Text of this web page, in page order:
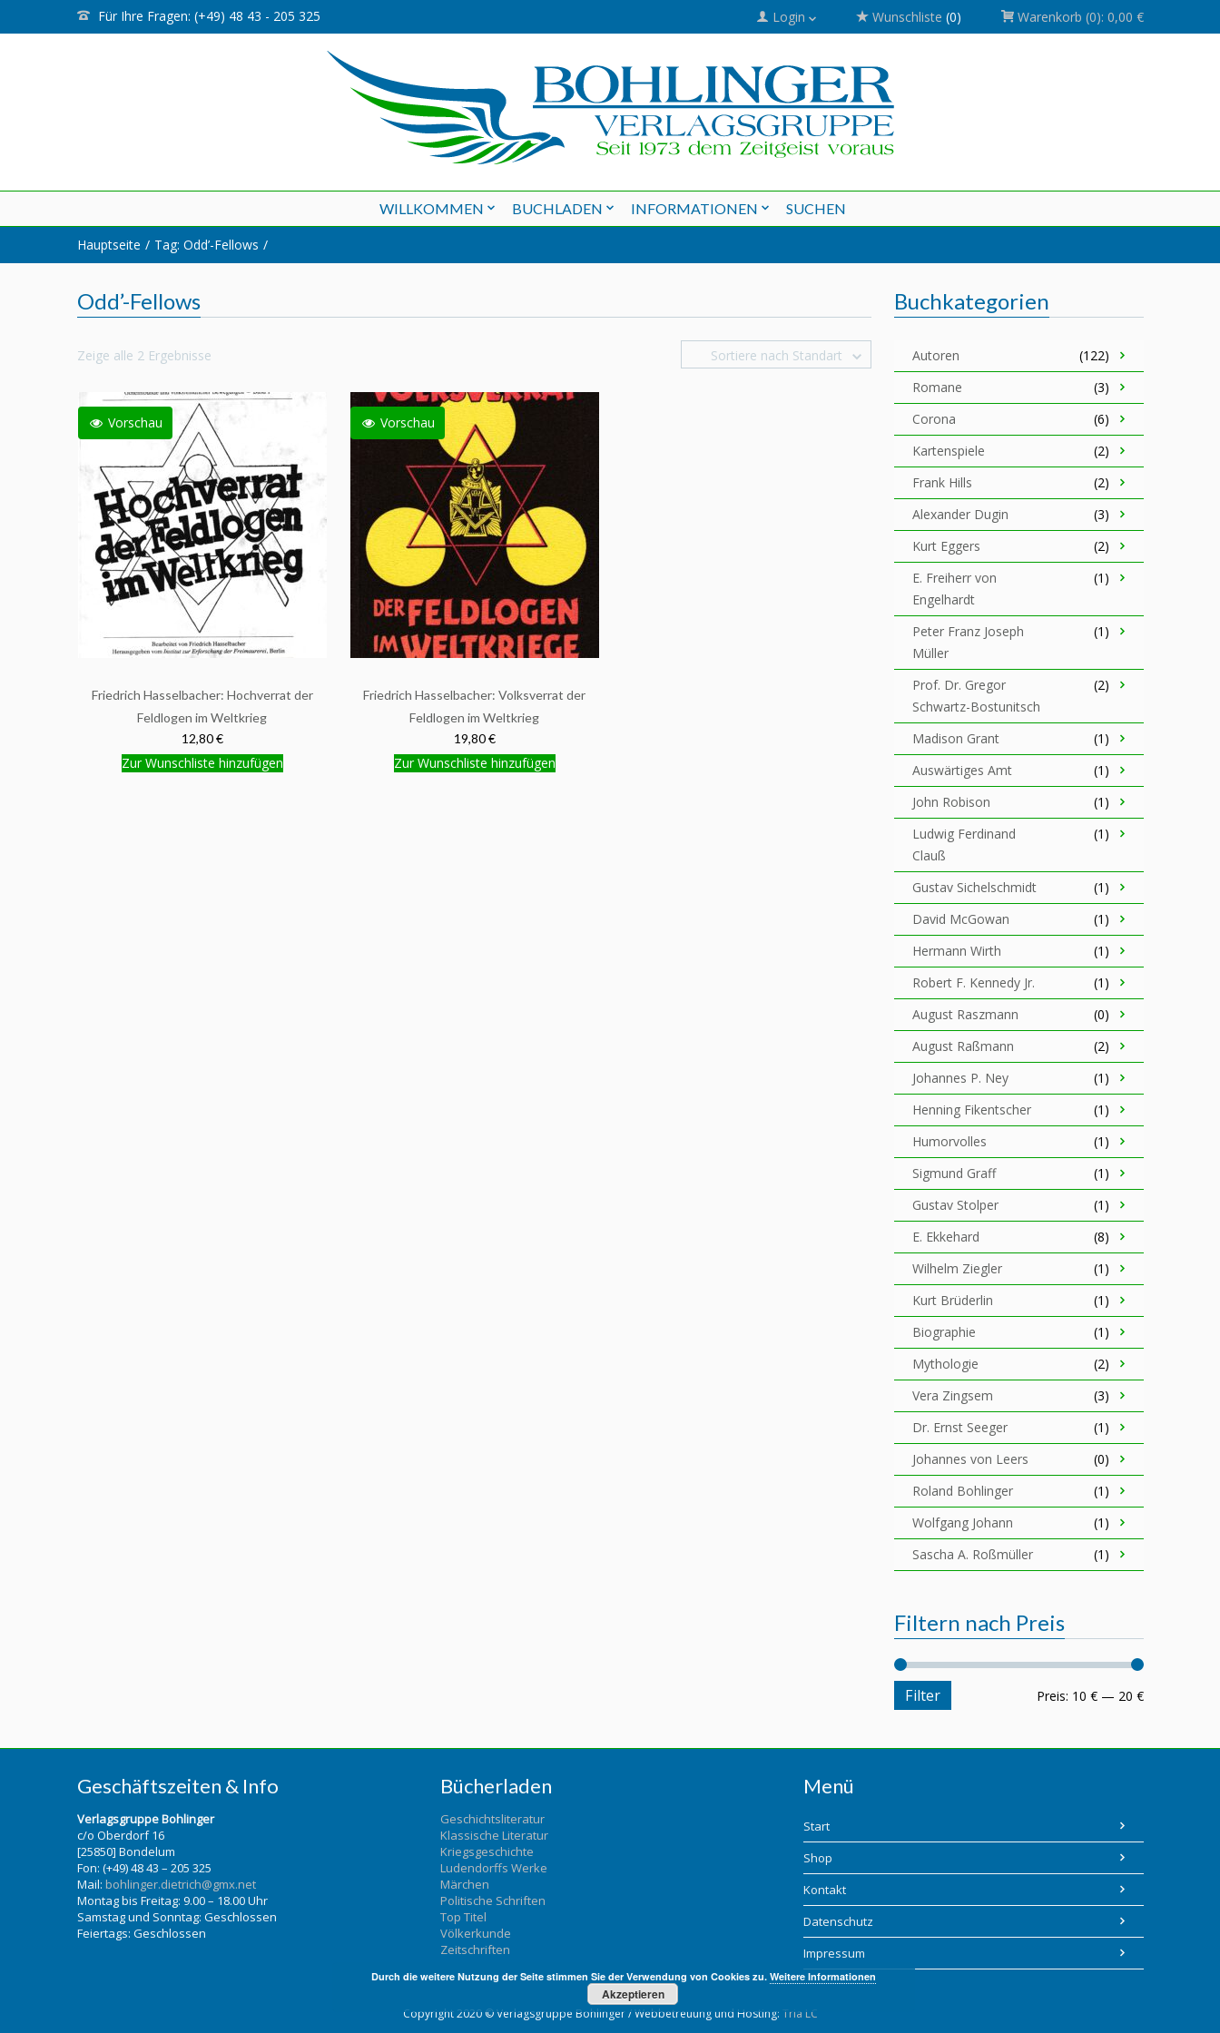
Für Ihre Fragen: (+49) 48 43 - 205 325 Login Wunschliste (0) Warenkorb (0): 0,00 €
WILLKOMMEN BUCHLADEN INFORMATIONEN SUCHEN
Hauptseite Tag: Odd’-Fellows
Odd’-Fellows
Zeige alle 2 Ergebnisse Sortiere nach Standart
Vorschau
Friedrich Hasselbacher: Hochverrat der
Feldlogen im Weltkrieg
12,80 €
Zur Wunschliste hinzufügen
Vorschau
Friedrich Hasselbacher: Volksverrat der
Feldlogen im Weltkrieg
19,80 €
Zur Wunschliste hinzufügen
Buchkategorien
Autoren
(122)
Romane
(3)
Corona
(6)
Kartenspiele
(2)
Frank Hills
(2)
Alexander Dugin
(3)
Kurt Eggers
(2)
E. Freiherr von
Engelhardt
(1)
Peter Franz Joseph
Müller
(1)
Prof. Dr. Gregor
Schwartz-Bostunitsch
(2)
Madison Grant
(1)
Auswärtiges Amt
(1)
John Robison
(1)
Ludwig Ferdinand
Clauß
(1)
Gustav Sichelschmidt
(1)
David McGowan
(1)
Hermann Wirth
(1)
Robert F. Kennedy Jr.
(1)
August Raszmann
(0)
August Raßmann
(2)
Johannes P. Ney
(1)
Henning Fikentscher
(1)
Humorvolles
(1)
Sigmund Graff
(1)
Gustav Stolper
(1)
E. Ekkehard
(8)
Wilhelm Ziegler
(1)
Kurt Brüderlin
(1)
Biographie
(1)
Mythologie
(2)
Vera Zingsem
(3)
Dr. Ernst Seeger
(1)
Johannes von Leers
(0)
Roland Bohlinger
(1)
Wolfgang Johann
(1)
Sascha A. Roßmüller
(1)
Filtern nach Preis
Filter Preis: 10 €— 20 €
Geschäftszeiten & Info
Verlagsgruppe Bohlinger
c/o Oberdorf 16
[25850] Bondelum
Fon: (+49) 48 43 – 205 325
Mail: bohlinger.dietrich@gmx.net
Montag bis Freitag: 9.00 – 18.00 Uhr
Samstag und Sonntag: Geschlossen
Feiertags: Geschlossen
Bücherladen
Geschichtsliteratur
Klassische Literatur
Kriegsgeschichte
Ludendorffs Werke
Märchen
Politische Schriften
Top Titel
Völkerkunde
Zeitschriften
Menü
Start
Shop
Kontakt
Datenschutz
Impressum
Copyright 2020 © Verlagsgruppe Bohlinger / Webbetreuung und Hosting: Tria LC
Durch die weitere Nutzung der Seite stimmen Sie der Verwendung von Cookies zu. Weitere Informationen
Akzeptieren